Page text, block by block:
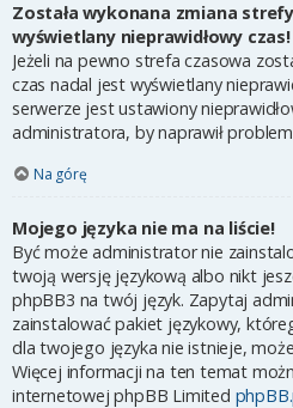
Została wykonana zmiana
wyświetlany nieprawidłowy czas!
Jeżeli na pewno strefa czasowa
czas nadal jest wyświetlany
serwerze jest ustawiony
administratora, by naprawił
Na górę
Mojego języka nie ma na liście!
Być może administrator nie
twoją wersję językową albo nikt
phpBB3 na twój język. Zapytaj
zainstalować pakiet językowy,
dla twojego języka nie istnieje,
Więcej informacji na ten temat
internetowej phpBB Limited